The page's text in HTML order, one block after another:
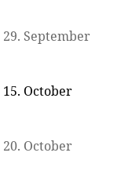
29. September
15. October
20. October